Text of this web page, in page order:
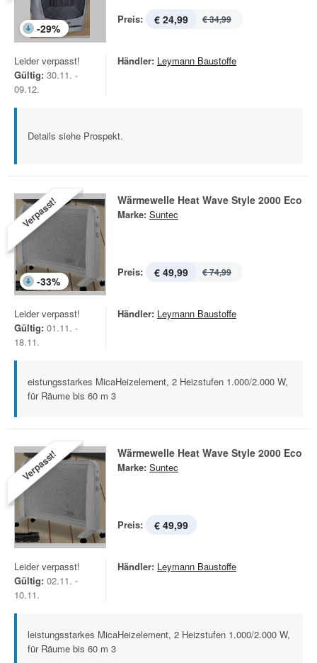
-29%
Preis: € 24,99 € 34,99
Leider verpasst!
Gültig: 30.11. -
09.12.
Händler: Leymann Baustoffe
Details siehe Prospekt.
Verpasst!
-33%
Wärmewelle Heat Wave Style 2000 Eco
Marke: Suntec
Preis: € 49,99 € 74,99
Leider verpasst!
Gültig: 01.11. -
18.11.
Händler: Leymann Baustoffe
eistungsstarkes MicaHeizelement, 2 Heizstufen 1.000/2.000 W,
für Räume bis 60 m 3
Verpasst! Wärmewelle Heat Wave Style 2000 Eco
Marke: Suntec
Preis: € 49,99
Leider verpasst!
Gültig: 02.11. -
10.11.
Händler: Leymann Baustoffe
leistungsstarkes MicaHeizelement, 2 Heizstufen 1.000/2.000 W,
für Räume bis 60 m 3